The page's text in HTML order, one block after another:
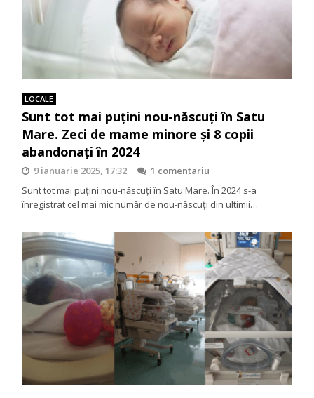
LOCALE
Sunt tot mai puțini nou-născuți în Satu
Mare. Zeci de mame minore și 8 copii
abandonați în 2024
9 ianuarie 2025, 17:32
1 comentariu
Sunt tot mai puțini nou-născuți în Satu Mare. În 2024 s-a
înregistrat cel mai mic număr de nou-născuți din ultimii…